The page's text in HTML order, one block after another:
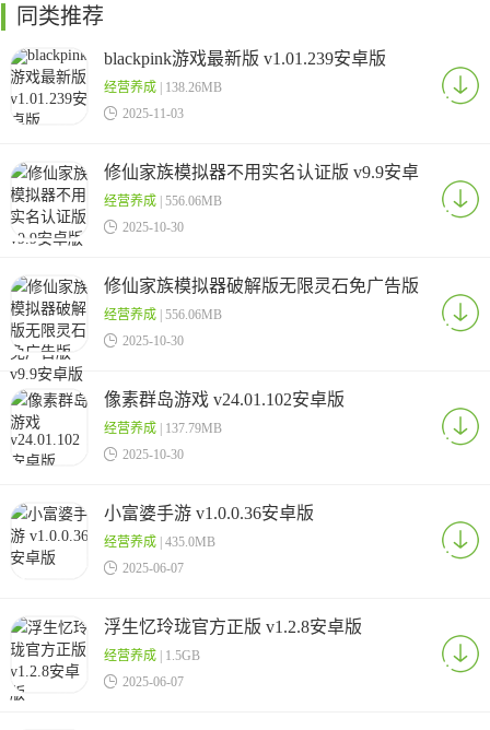
同类推荐
blackpink游戏最新版 v1.01.239安卓版
经营养成| 138.26MB
 2025-11-03
修仙家族模拟器不用实名认证版 v9.9安卓
版
经营养成| 556.06MB
 2025-10-30
修仙家族模拟器破解版无限灵石免广告版
v9.9安卓版
经营养成| 556.06MB
 2025-10-30
像素群岛游戏 v24.01.102安卓版
经营养成| 137.79MB
 2025-10-30
小富婆手游 v1.0.0.36安卓版
经营养成| 435.0MB
 2025-06-07
浮生忆玲珑官方正版 v1.2.8安卓版
经营养成| 1.5GB
 2025-06-07